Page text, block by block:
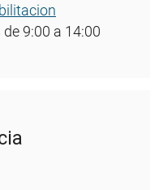
9:00 a 14:00